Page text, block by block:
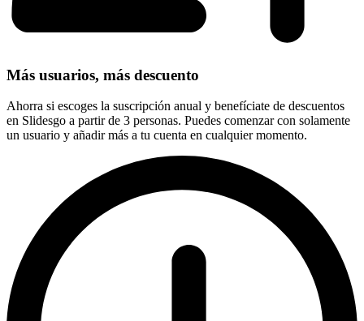
Más usuarios, más descuento
Ahorra si escoges la suscripción anual y benefíciate de descuentos
en Slidesgo a partir de 3 personas. Puedes comenzar con solamente
un usuario y añadir más a tu cuenta en cualquier momento.